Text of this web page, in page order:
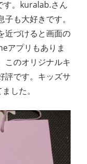
す。kuralab.さん
も大好きです。
近づけると画面の
アプリもありま
このオリジナルキ
評です。キッズサ
した。